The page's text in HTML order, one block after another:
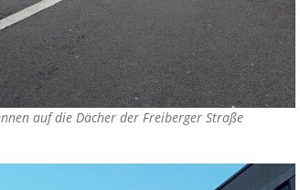
auf die Dächer der Freiberger Straße